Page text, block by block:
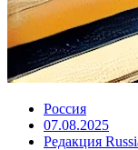
Россия
07.08.2025
Редакция